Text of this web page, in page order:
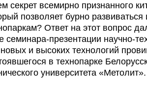
секрет всемирно признанного
позволяет бурно развиваться
Ответ на этот вопрос
семинара-презентации научно-
и высоких технологий
в технопарке
университета «Метолит».